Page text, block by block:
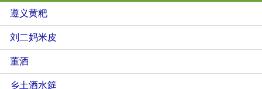
遵义黄粑
刘二妈米皮
董酒
乡土酒水筵